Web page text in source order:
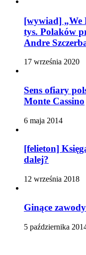
[wywiad] „We
tys. Polaków
Andre
17 września 2020
Sens ofiary
Monte Cassino
6 maja 2014
[felieton]
dalej?
12 września 2018
Ginące
5 października